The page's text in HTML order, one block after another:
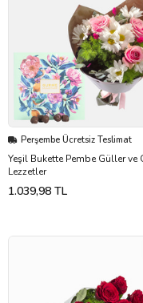
Perşembe Ücretsiz Teslimat
Yeşil Bukette Pembe Güller ve
Lezzetler
1.039,98 TL